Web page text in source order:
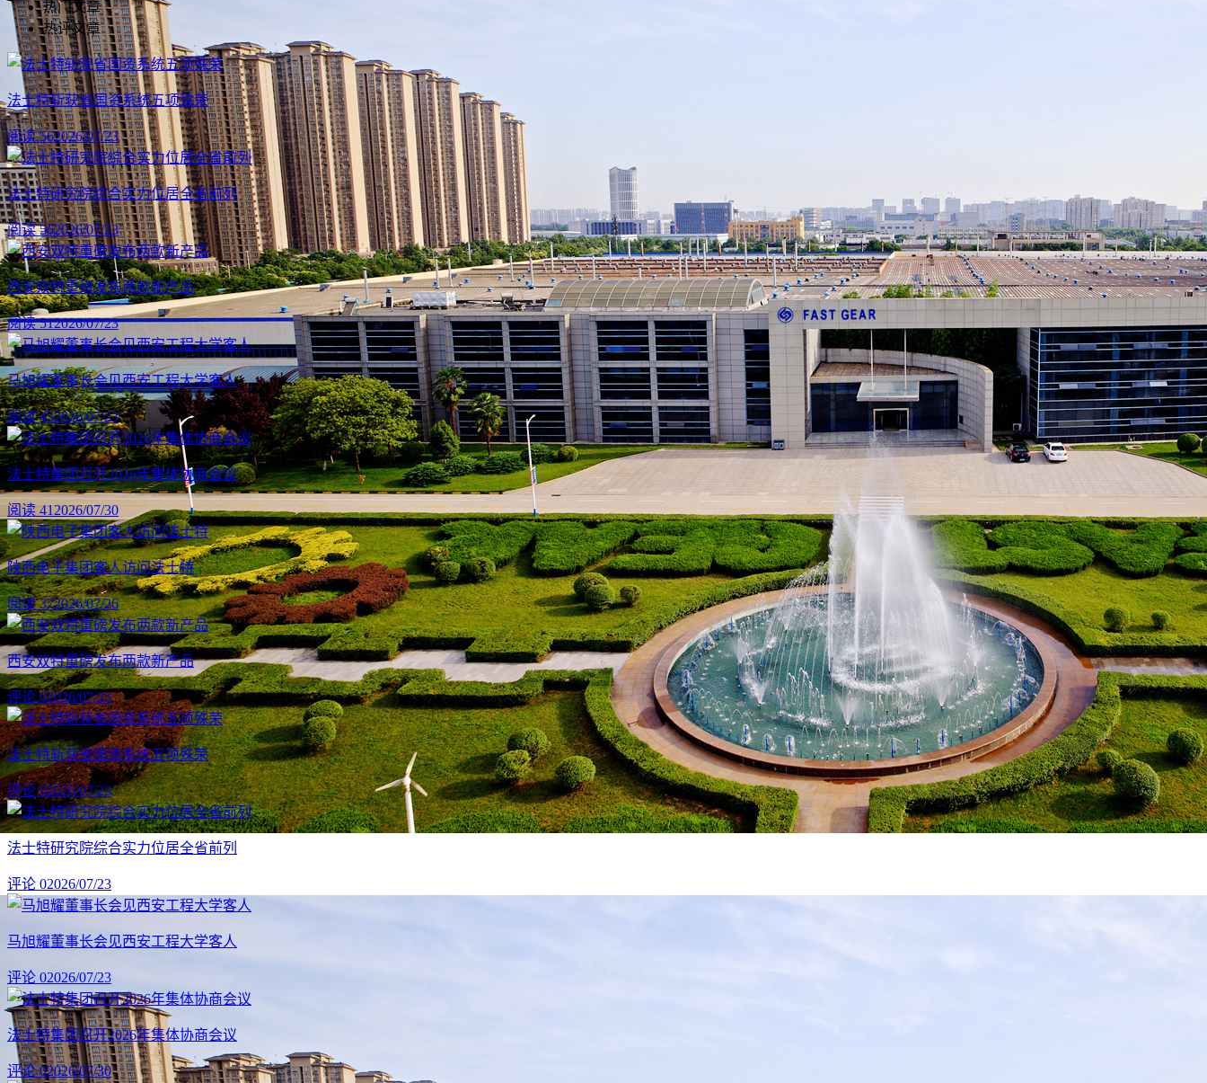
热门文章
热评文章
法士特斩获省国资系统五项殊荣
阅读 562026/07/23
法士特研究院综合实力位居全省前列
阅读 562026/07/23
西安双特重磅发布两款新产品
阅读 512026/07/23
马旭耀董事长会见西安工程大学客人
阅读 452026/07/23
法士特集团召开2026年集体协商会议
阅读 412026/07/30
陕西电子集团客人访问法士特
阅读 372026/07/26
西安双特重磅发布两款新产品
评论 02026/07/23
法士特斩获省国资系统五项殊荣
评论 02026/07/23
法士特研究院综合实力位居全省前列
评论 02026/07/23
马旭耀董事长会见西安工程大学客人
评论 02026/07/23
法士特集团召开2026年集体协商会议
评论 02026/07/30